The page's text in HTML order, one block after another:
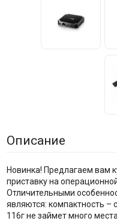
Описание
Новинка! Предлагаем вам
приставку на
Отличительными
являются: компактность –
116г не займет много